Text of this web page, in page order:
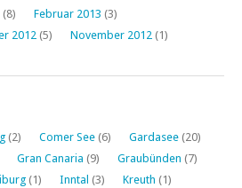
(8) Februar 2013 (3)
2012 (5) November 2012 (1)
(2) Comer See (6) Gardasee (20)
Gran Canaria (9) Graubünden (7)
(1) Inntal (3) Kreuth (1)